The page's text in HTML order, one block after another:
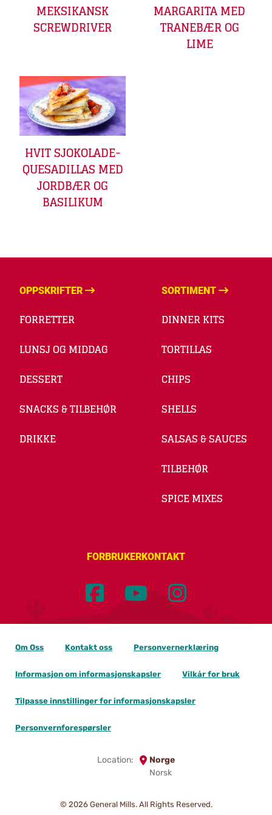
MEKSIKANSK
SCREWDRIVER
MARGARITA MED
TRANEBÆR OG
LIME
HVIT SJOKOLADE-
QUESADILLAS MED
JORDBÆR OG
BASILIKUM
OPPSKRIFTER
FORRETTER
LUNSJ OG MIDDAG
DESSERT
SNACKS & TILBEHØR
DRIKKE
SORTIMENT
DINNER KITS
TORTILLAS
CHIPS
SHELLS
SALSAS & SAUCES
TILBEHØR
SPICE MIXES
FORBRUKERKONTAKT
© 2026 General Mills. All Rights Reserved.
Location:
Norge
Norsk
Om Oss Kontakt oss Personvernerklæring
Informasjon om informasjonskapsler Vilkår for bruk
Tilpasse innstillinger for informasjonskapsler
Personvernforespørsler